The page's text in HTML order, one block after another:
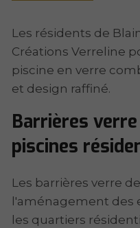
Les résidents de
Créations Verreline
piscine en verre
et design raffiné.
Barrières
piscines
Les barrières verre
l'aménagement des
les quartiers